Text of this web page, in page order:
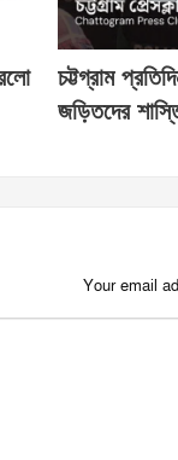
চট্টগ্রাম
জড়িতদের
Your email